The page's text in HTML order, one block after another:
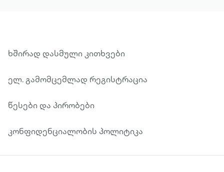
ხშირად დასმული კითხვები
ელ. გამომცემლად რეგისტრაცია
წესები და პირობები
კონფიდენციალობის პოლიტიკა